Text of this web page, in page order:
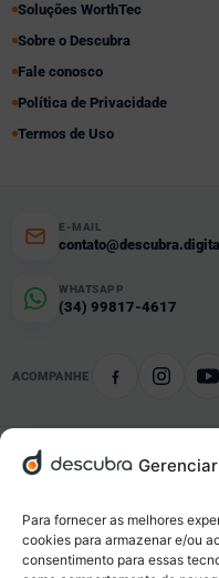
Para fornecer as melhores
cookies para armazenar e/ou
consentimento para essas
Soluções WorthTec
Sobre o Descubra
Fale conosco
Política de Privacidade
Termos de Uso
E-MAIL
contato@descubra.digital
WHATSAPP
(34) 99817-4617
ACOMPANHE
Conteúdo organizado
Negócios locais